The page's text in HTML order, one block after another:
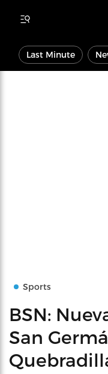
Last Minute
Sports
BSN:
San